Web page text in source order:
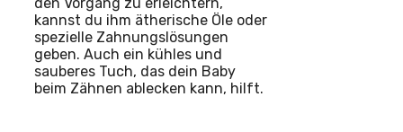
kannst du ihm ätherische Öle oder
spezielle Zahnungslösungen
geben. Auch ein kühles und
sauberes Tuch, das dein Baby
beim Zähnen ablecken kann, hilft.